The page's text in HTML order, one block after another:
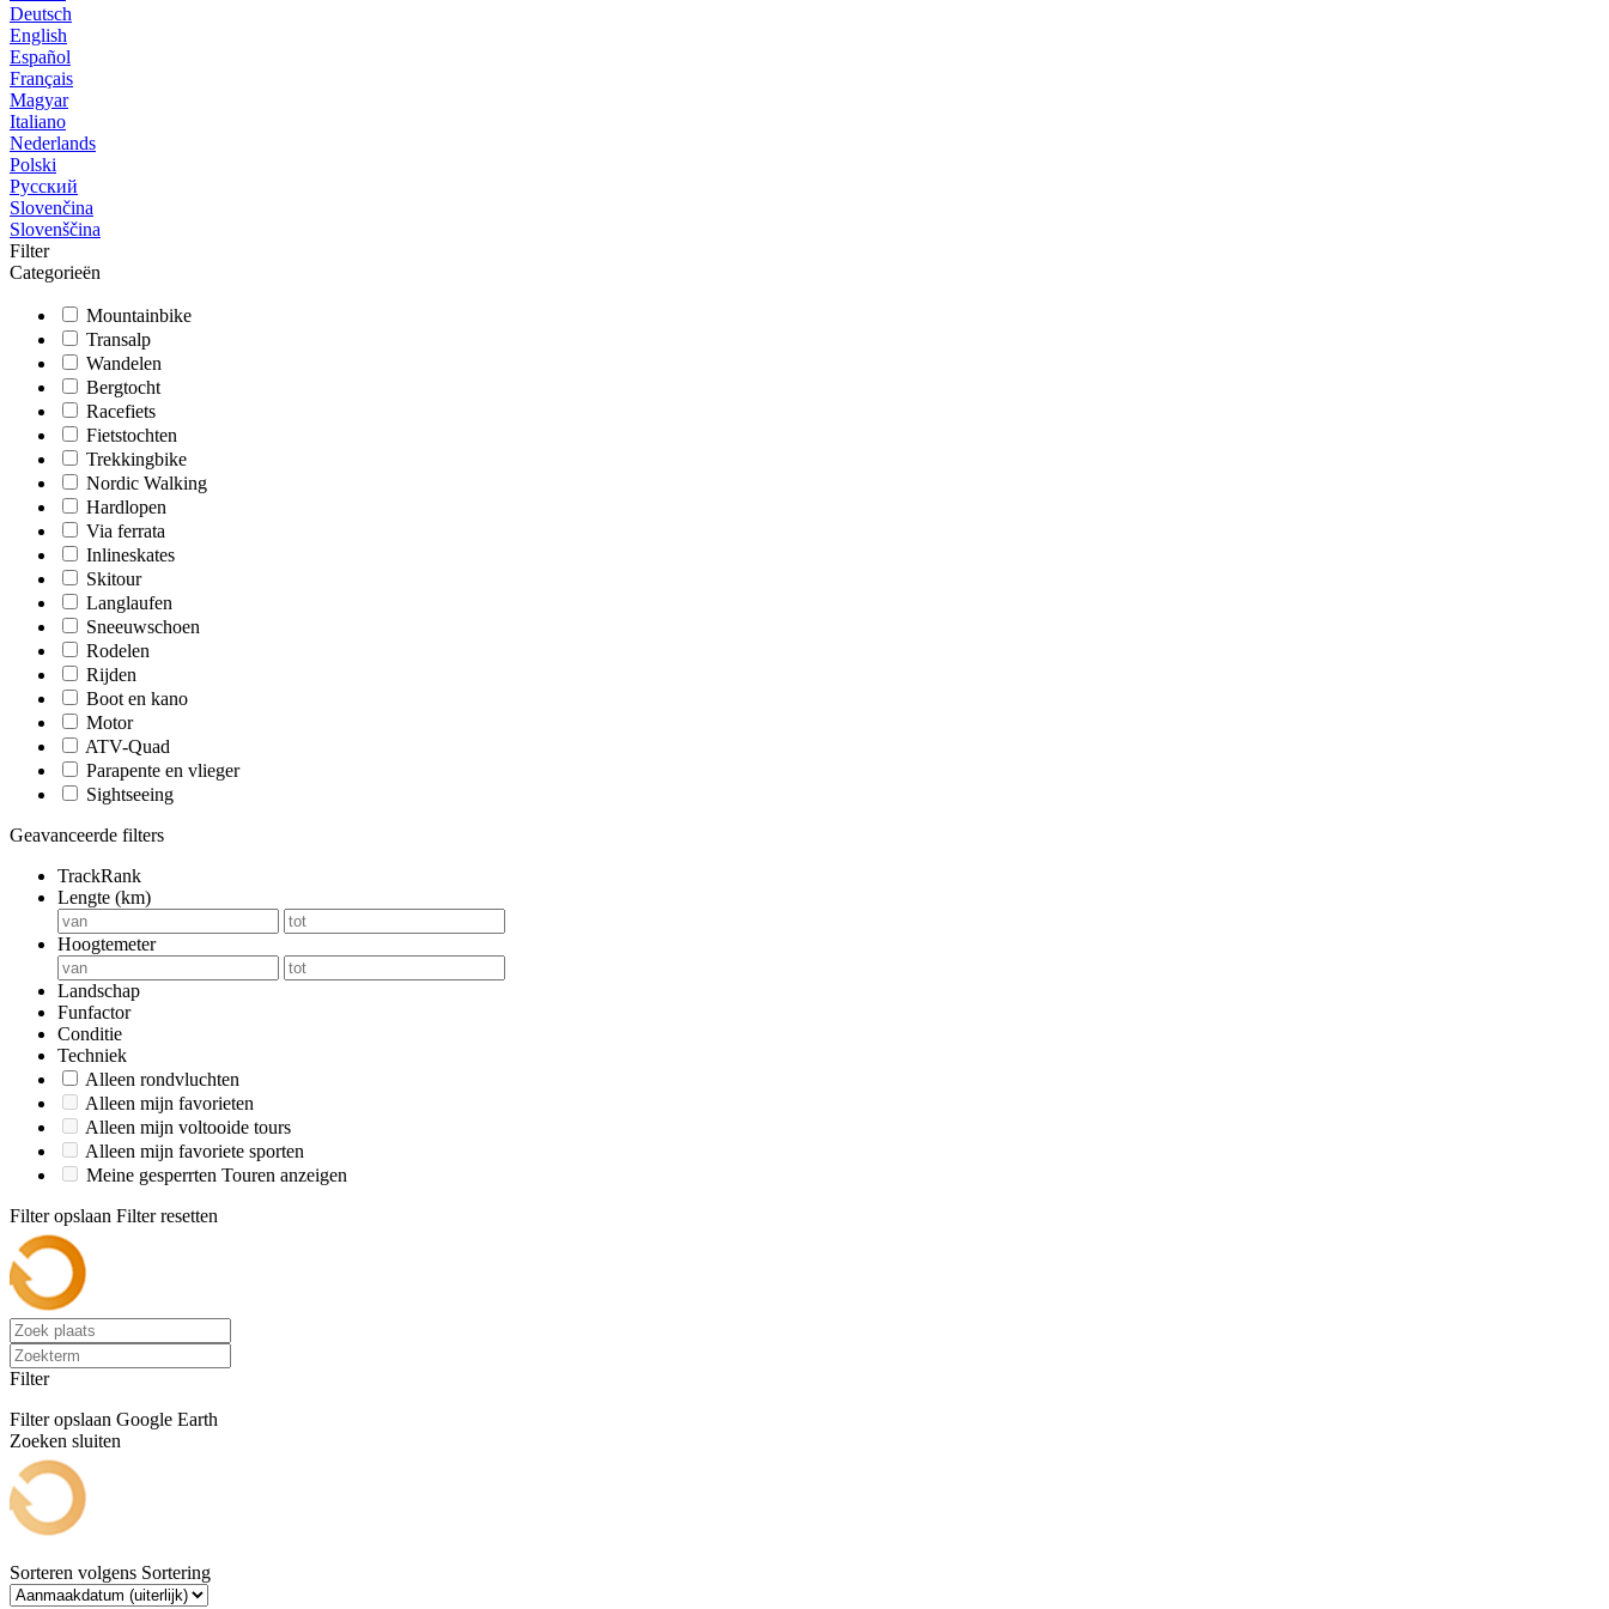
Deutsch
English
Español
Français
Magyar
Italiano
Nederlands
Polski
Русский
Slovenčina
Slovenščina
Filter
Categorieën
Mountainbike
Transalp
Wandelen
Bergtocht
Racefiets
Fietstochten
Trekkingbike
Nordic Walking
Hardlopen
Via ferrata
Inlineskates
Skitour
Langlaufen
Sneeuwschoen
Rodelen
Rijden
Boot en kano
Motor
ATV-Quad
Parapente en vlieger
Sightseeing
Geavanceerde filters
TrackRank
Lengte (km)
Hoogtemeter
Landschap
Funfactor
Conditie
Techniek
Alleen rondvluchten
Alleen mijn favorieten
Alleen mijn voltooide tours
Alleen mijn favoriete sporten
Meine gesperrten Touren anzeigen
Filter opslaan Filter resetten
Filter
Filter opslaan Google Earth
Zoeken sluiten
Sorteren volgens Sortering